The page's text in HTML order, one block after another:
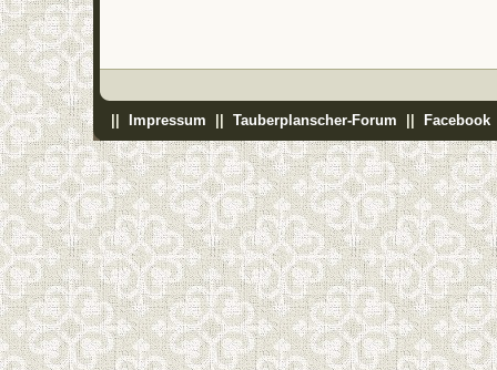
|| Impressum || Tauberplanscher-Forum || Facebook